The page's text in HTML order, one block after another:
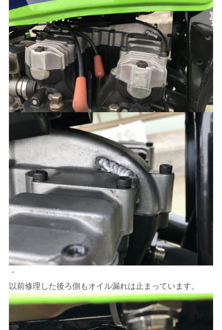
・
以前修理した後ろ側もオイル漏れは止まっています。